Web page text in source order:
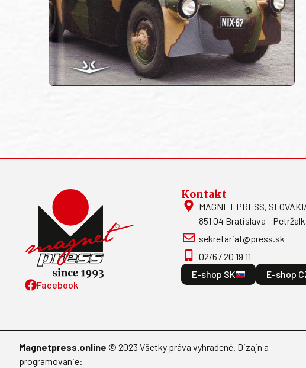
Facebook
Kontakt
MAGNET PRESS,
851 04 Bratislava -
sekretariat@press.sk
02/67 20 19 11
E-shop SK
E-shop
Magnetpress.online © 2023 Všetky práva vyhradené. Dizajn a
programovanie: